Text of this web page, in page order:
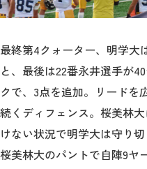
最終第4クォーター、明学大
と、最後は22番永井選手が
クで、3点を追加。リードを
続くディフェンス。桜美林
けない状況で明学大は守り切
桜美林大のパントで自陣9ヤ